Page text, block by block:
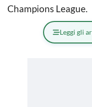
Champions League.
Leggi gli